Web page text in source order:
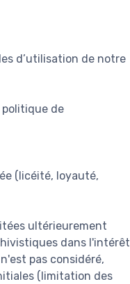
d’utilisation de notre
politique de
(licéité, loyauté,
ultérieurement
dans l'intérêt
pas considéré,
(limitation des